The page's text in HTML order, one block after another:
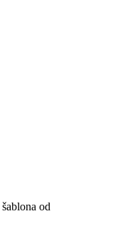
šablona od